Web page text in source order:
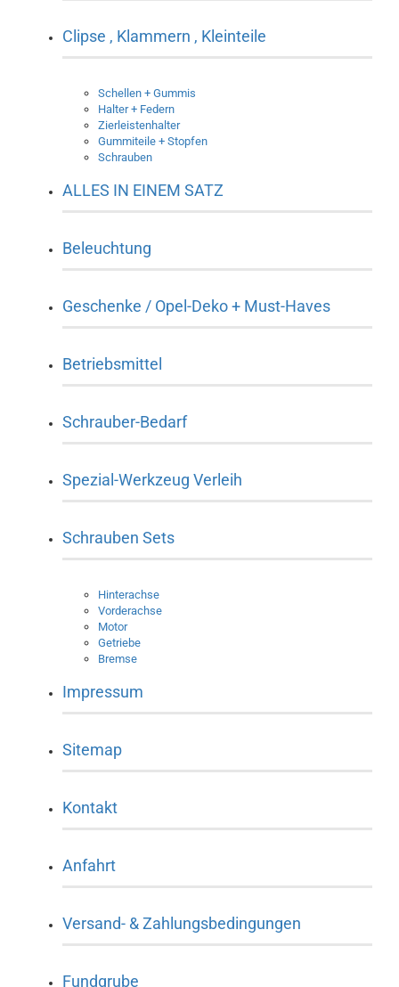
Clipse , Klammern , Kleinteile
Schellen + Gummis
Halter + Federn
Zierleistenhalter
Gummiteile + Stopfen
Schrauben
ALLES IN EINEM SATZ
Beleuchtung
Geschenke / Opel-Deko + Must-Haves
Betriebsmittel
Schrauber-Bedarf
Spezial-Werkzeug Verleih
Schrauben Sets
Hinterachse
Vorderachse
Motor
Getriebe
Bremse
Impressum
Sitemap
Kontakt
Anfahrt
Versand- & Zahlungsbedingungen
Fundgrube